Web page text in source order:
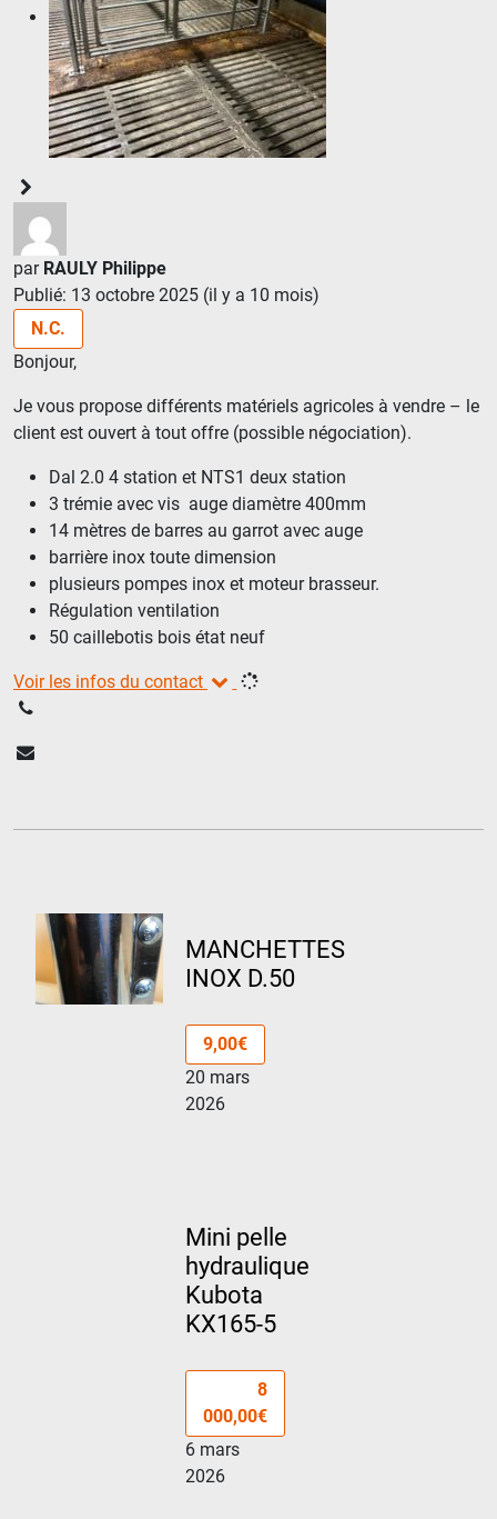
par RAULY Philippe
Publié: 13 octobre 2025 (il y a 10 mois)
N.C.
Bonjour,
Je vous propose différents matériels agricoles à vendre – le
client est ouvert à tout offre (possible négociation).
Dal 2.0 4 station et NTS1 deux station
3 trémie avec vis auge diamètre 400mm
14 mètres de barres au garrot avec auge
barrière inox toute dimension
plusieurs pompes inox et moteur brasseur.
Régulation ventilation
50 caillebotis bois état neuf
Voir les infos du contact
MANCHETTES
INOX D.50
9,00€
20 mars
2026
Mini pelle
hydraulique
Kubota
KX165-5
8
000,00€
6 mars
2026